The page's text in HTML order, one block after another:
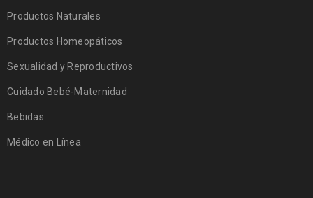
Productos Naturales
Productos Homeopáticos
Sexualidad y Reproductivos
Cuidado Bebé-Maternidad
Bebidas
Médico en Línea